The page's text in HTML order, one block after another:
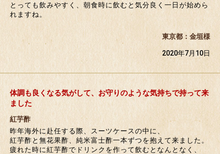
とっても飲みやすく、朝食時に飲むと気分良く一日が始めら
れますね。
東京都：金垣様
2020年7月10日
体調も良くなる気がして、お守りのような気持ちで持って来
ました
紅芋酢
昨年海外に赴任する際、スーツケースの中に、
紅芋酢と無花果酢、純米富士酢一本ずつを抱えて来ました。
疲れた時に紅芋酢でドリンクを作って飲むとなんとなく、